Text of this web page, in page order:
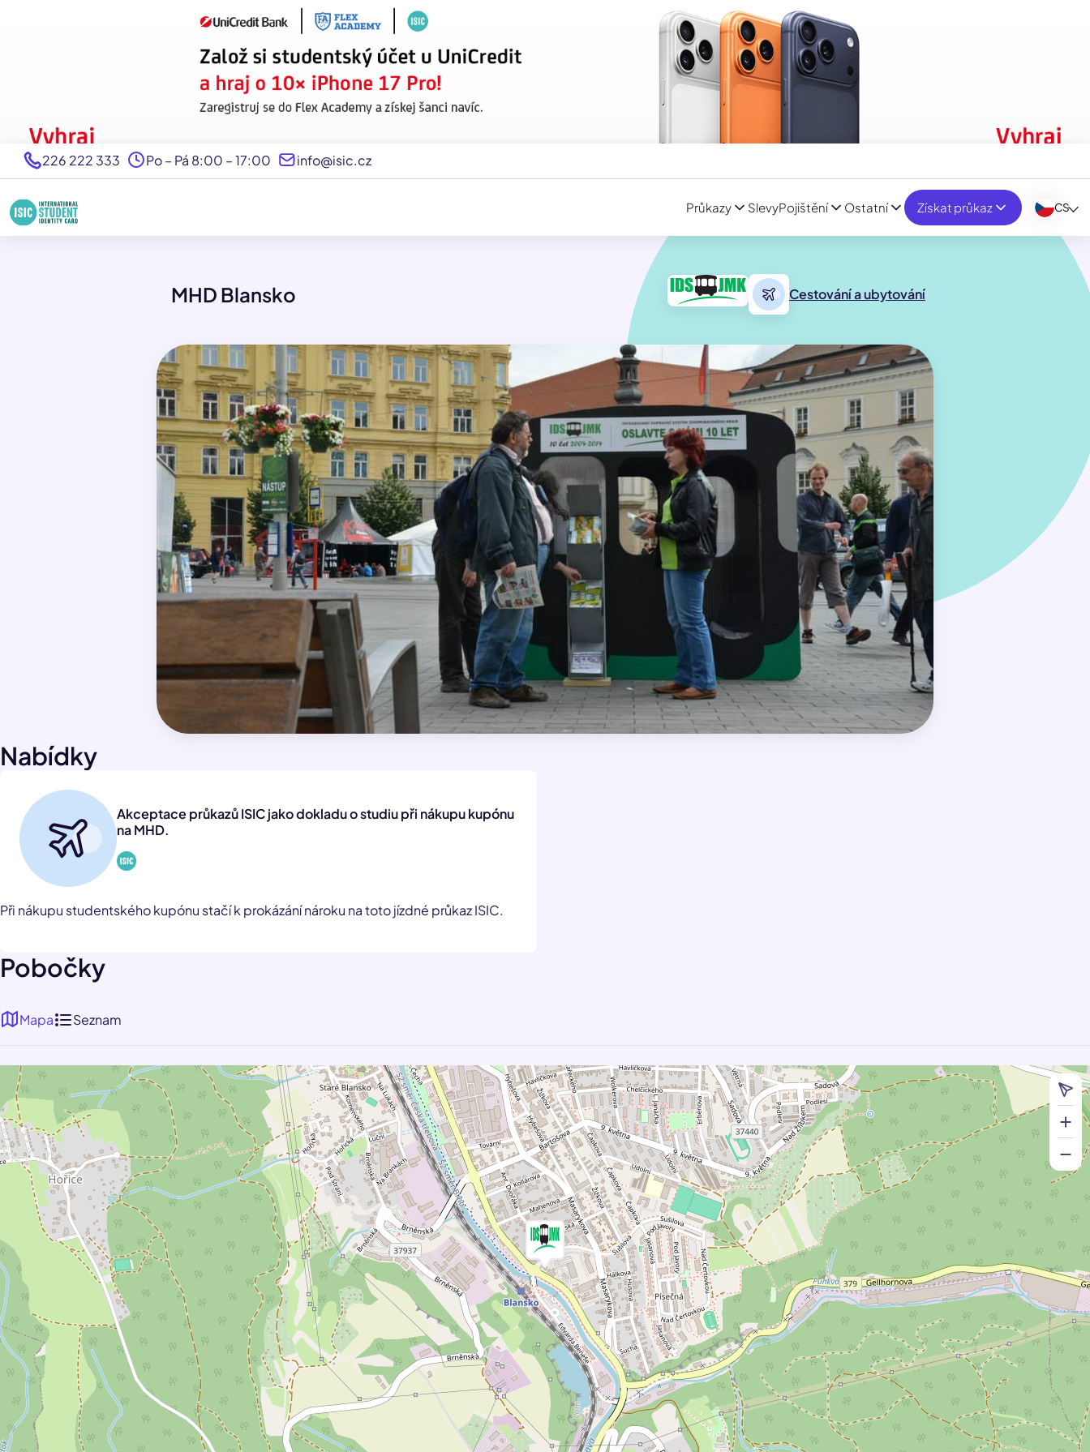
Průkazy SlevyPojištění Získat průkaz
Ostatní CS
226 222 333 Po – Pá 8:00 – 17:00 info@isic.cz
Cestování a ubytování
MHD Blansko
Nabídky
Akceptace průkazů ISIC jako dokladu o studiu při nákupu kupónu
na MHD.
Při nákupu studentského kupónu stačí k prokázání nároku na toto jízdné průkaz ISIC.
Pobočky
Mapa Seznam